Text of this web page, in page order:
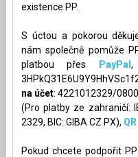
existence PP.
S úctou a pokorou
nám společně pomůže
platbou přes
PayPal ,
na účet: 4221012329/0800
(Pro platby ze zahraničí:
2329, BIC: GIBA CZ PX),
Pokud chcete podpořit